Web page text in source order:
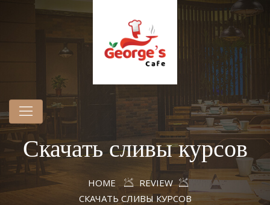
Скачать сливы курсов
HOME
REVIEW
СКАЧАТЬ СЛИВЫ КУРСОВ